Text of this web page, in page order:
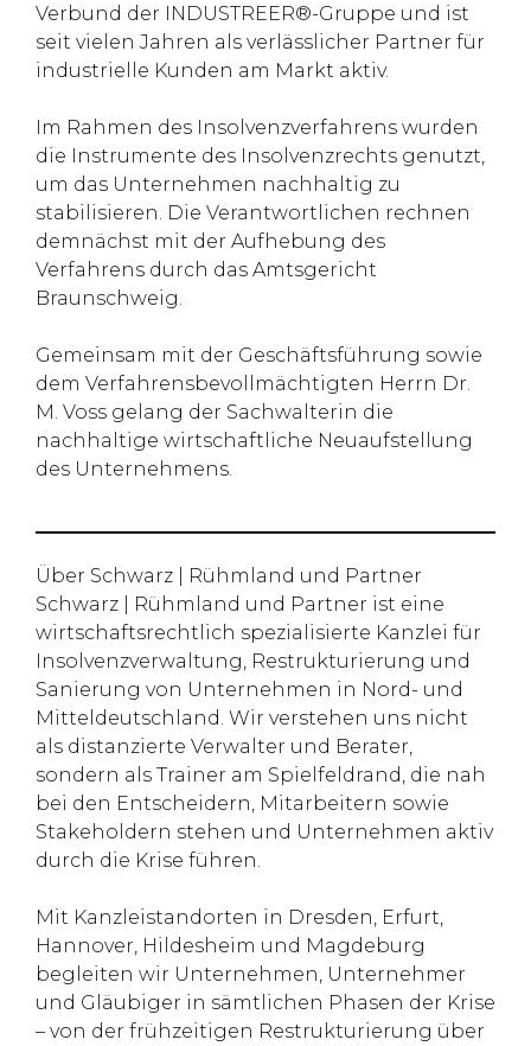
Verbund der INDUSTREER®-Gruppe und ist
seit vielen Jahren als verlässlicher Partner für
industrielle Kunden am Markt aktiv.
Im Rahmen des Insolvenzverfahrens wurden
die Instrumente des Insolvenzrechts genutzt,
um das Unternehmen nachhaltig zu
stabilisieren. Die Verantwortlichen rechnen
demnächst mit der Aufhebung des
Verfahrens durch das Amtsgericht
Braunschweig.
Gemeinsam mit der Geschäftsführung sowie
dem Verfahrensbevollmächtigten Herrn Dr.
M. Voss gelang der Sachwalterin die
nachhaltige wirtschaftliche Neuaufstellung
des Unternehmens.
Über Schwarz | Rühmland und Partner
Schwarz | Rühmland und Partner ist eine
wirtschaftsrechtlich spezialisierte Kanzlei für
Insolvenzverwaltung, Restrukturierung und
Sanierung von Unternehmen in Nord- und
Mitteldeutschland. Wir verstehen uns nicht
als distanzierte Verwalter und Berater,
sondern als Trainer am Spielfeldrand, die nah
bei den Entscheidern, Mitarbeitern sowie
Stakeholdern stehen und Unternehmen aktiv
durch die Krise führen.
Mit Kanzleistandorten in Dresden, Erfurt,
Hannover, Hildesheim und Magdeburg
begleiten wir Unternehmen, Unternehmer
und Gläubiger in sämtlichen Phasen der Krise
– von der frühzeitigen Restrukturierung über